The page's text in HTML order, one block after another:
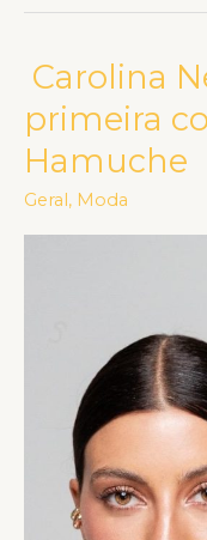
Carolina
primeira
Hamuche
Geral , Moda
Carolina
Neves
apresenta
primeira
collab
com